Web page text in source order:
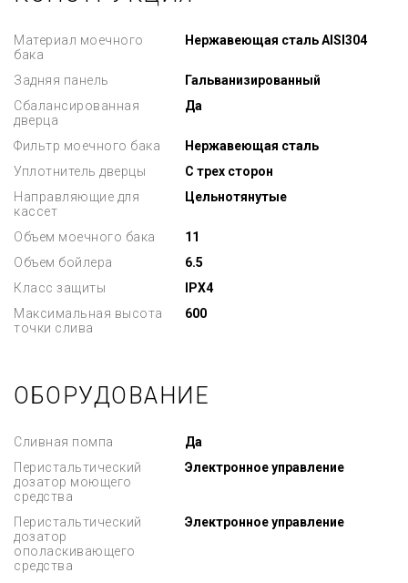
Материал моечного
бака
Нержавеющая сталь AISI304
Задняя панель
Гальванизированный
Сбалансированная
дверца
Да
Фильтр моечного бака
Нержавеющая сталь
Уплотнитель дверцы
С трех сторон
Направляющие для
кассет
Цельнотянутые
Объем моечного бака
11
Объем бойлера
6.5
Класс защиты
IPX4
Максимальная высота
точки слива
600
ОБОРУДОВАНИЕ
Сливная помпа
Да
Перистальтический
дозатор моющего
средства
Электронное управление
Перистальтический
дозатор
ополаскивающего
средства
Электронное управление